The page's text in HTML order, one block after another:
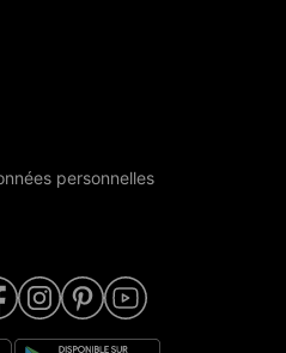
personnelles